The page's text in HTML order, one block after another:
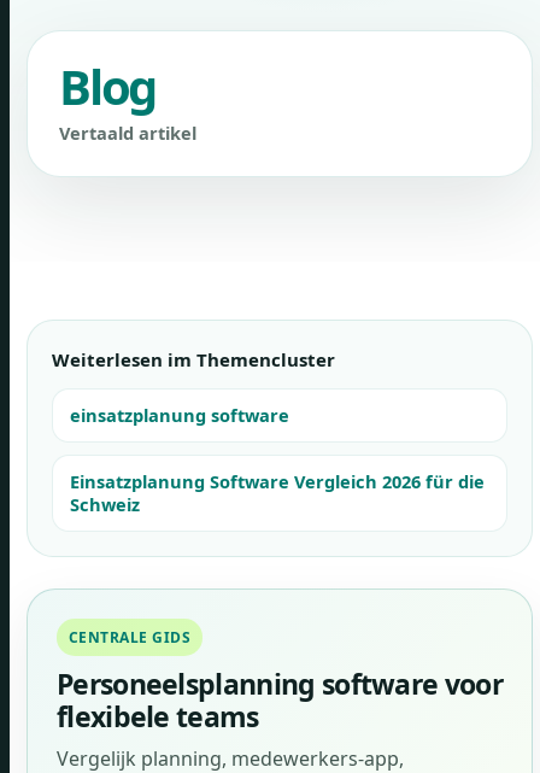
Blog
Vertaald artikel
Weiterlesen im Themencluster
einsatzplanung software
Einsatzplanung Software Vergleich 2026 für die
Schweiz
CENTRALE GIDS
Personeelsplanning software voor
flexibele teams
Vergelijk planning, medewerkers-app,